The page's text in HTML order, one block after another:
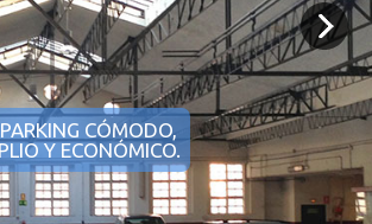
CÓMODO,
Y ECONÓMICO.